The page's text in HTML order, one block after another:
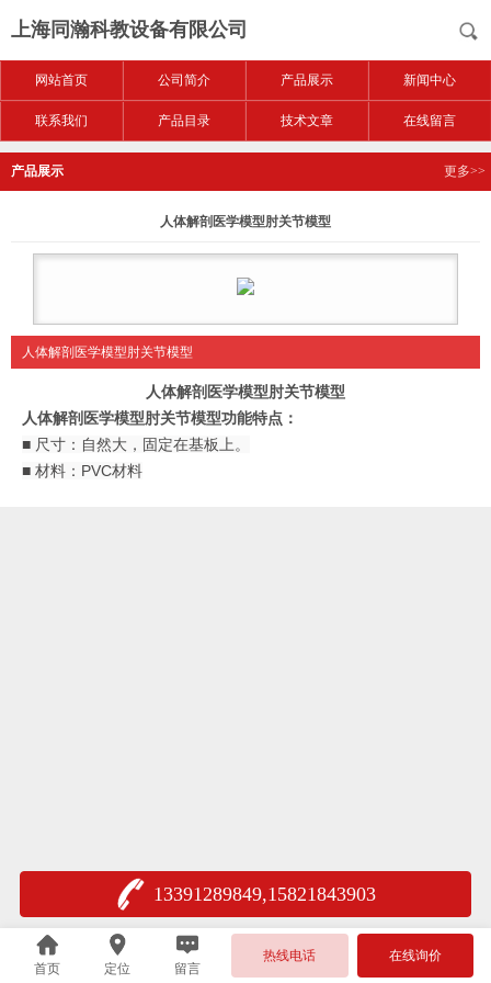
上海同瀚科教设备有限公司
网站首页 公司简介 产品展示 新闻中心
联系我们 产品目录 技术文章 在线留言
产品展示 更多>>
人体解剖医学模型肘关节模型
人体解剖医学模型肘关节模型
人体解剖医学模型肘关节模型
人体解剖医学模型肘关节模型功能特点：
■ 尺寸：自然大，固定在基板上。
■ 材料：PVC材料
13391289849,15821843903
首页 定位 留言
热线电话 在线询价